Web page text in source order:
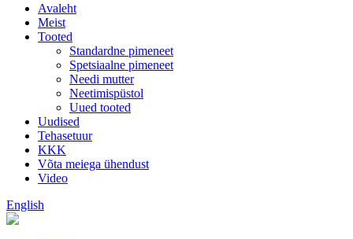
Avaleht
Meist
Tooted
Standardne pimeneet
Spetsiaalne pimeneet
Needi mutter
Neetimispüstol
Uued tooted
Uudised
Tehasetuur
KKK
Võta meiega ühendust
Video
English